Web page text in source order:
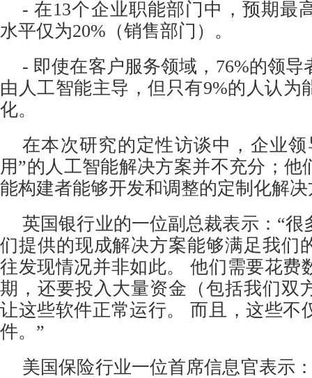
-在13个企业职能部门中，预期最
水平仅为20%（销售部门）。
- 即使在客户服务领域，76%的领导
由人工智能主导，但只有9%的人认为
化。
在本次研究的定性访谈中，企业
用”的人工智能解决方案并不充分；他
能构建者能够开发和调整的定制化解
英国银行业的一位副总裁表示：“很
们提供的现成解决方案能够满足我们
往发现情况并非如此。 他们需要花费
期，还要投入大量资金（包括我们双
让这些软件正常运行。 而且，这些不
件。”
美国保险行业一位首席信息官表示